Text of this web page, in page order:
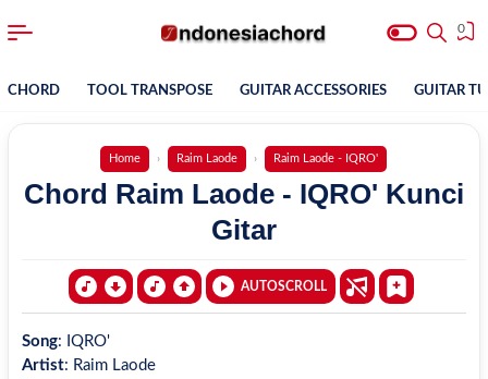
0
CHORD TOOL TRANSPOSE GUITAR ACCESSORIES GUITAR
Home Raim Laode Raim Laode - IQRO'
Chord Raim Laode - IQRO' Kunci
Gitar
AUTOSCROLL
Song: IQRO'
Artist: Raim Laode